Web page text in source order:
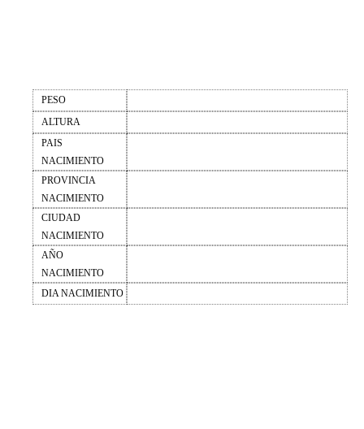
PESO
ALTURA
PAIS
NACIMIENTO
PROVINCIA
NACIMIENTO
CIUDAD
NACIMIENTO
AÑO
NACIMIENTO
DIA NACIMIENTO